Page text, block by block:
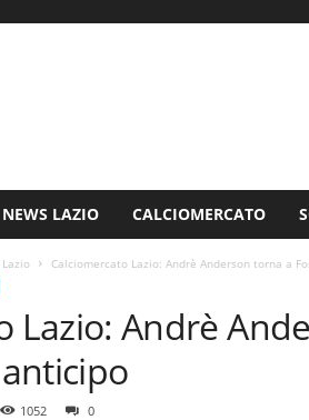
NEWS LAZIO CALCIOMERCATO
Calciomercato Lazio: Andrè Anderson torna a
Lazio: Andrè
1052 0